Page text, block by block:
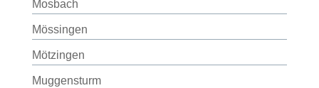
Mosbach
Mössingen
Mötzingen
Muggensturm